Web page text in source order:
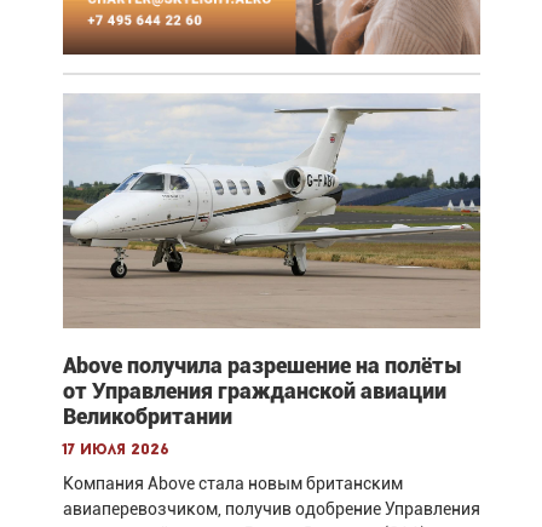
Above получила разрешение на полёты
от Управления гражданской авиации
Великобритании
17 июля 2026
Компания Above стала новым британским
авиаперевозчиком, получив одобрение Управления